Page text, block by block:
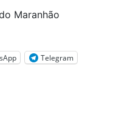
Maranhão
Telegram